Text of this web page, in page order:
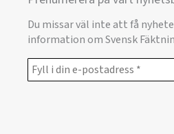
Du missar väl inte att få
information om Svensk